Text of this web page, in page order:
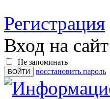
Регистрация
Вход на сайт
Не запоминать
восстановить пароль